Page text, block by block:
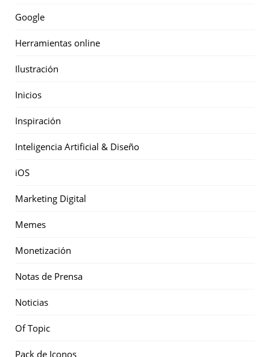
Google
Herramientas online
Ilustración
Inicios
Inspiración
Inteligencia Artificial & Diseño
iOS
Marketing Digital
Memes
Monetización
Notas de Prensa
Noticias
Of Topic
Pack de Iconos